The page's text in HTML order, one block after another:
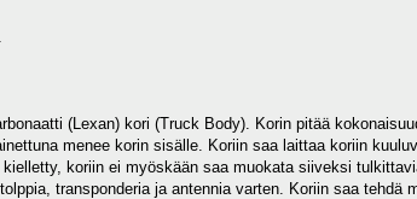
(Lexan) kori (Truck Body). Korin pitää
menee korin sisälle. Koriin saa laittaa koriin
koriin ei myöskään saa muokata siiveksi
transponderia ja antennia varten. Koriin saa tehdä